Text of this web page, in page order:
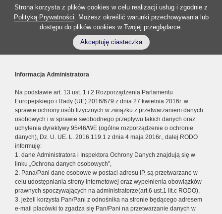
Strona korzysta z plików cookies w celu realizacji usług i zgodnie z
Polityką Prywatności. Możesz określić warunki przechowywania lub
dostępu do plików cookies w Twojej przeglądarce.
Akceptuję ciasteczka
Informacja Administratora
Na podstawie art. 13 ust. 1 i 2 Rozporządzenia Parlamentu
Europejskiego i Rady (UE) 2016/679 z dnia 27 kwietnia 2016r. w
sprawie ochrony osób fizycznych w związku z przetwarzaniem danych
osobowych i w sprawie swobodnego przepływu takich danych oraz
uchylenia dyrektywy 95/46/WE (ogólne rozporządzenie o ochronie
danych), Dz. U. UE. L. 2016.119.1 z dnia 4 maja 2016r., dalej RODO
informuję:
1. dane Administratora i Inspektora Ochrony Danych znajdują się w
linku „Ochrona danych osobowych”,
2. Pana/Pani dane osobowe w postaci adresu IP, są przetwarzane w
celu udostępniania strony internetowej oraz wypełnienia obowiązków
prawnych spoczywających na administratorze(art.6 ust.1 lit.c RODO),
3. jeżeli korzysta Pan/Pani z odnośnika na stronie będącego adresem
e-mail placówki to zgadza się Pan/Pani na przetwarzanie danych w